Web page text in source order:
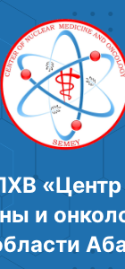
«Центр
и